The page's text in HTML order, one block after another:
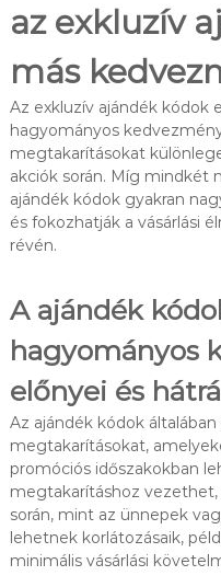
az exkluzív
más
Az exkluzív ajándék kódok
hagyományos
megtakarításokat
akciók során. Míg mindkét
ajándék kódok gyakran
és fokozhatják a vásárlási
révén.
A ajándék
hagyományos
előnyei és
Az ajándék kódok
megtakarításokat,
promóciós időszakokban
megtakarításhoz
során, mint az ünnepek
lehetnek korlátozásaik,
minimális vásárlási